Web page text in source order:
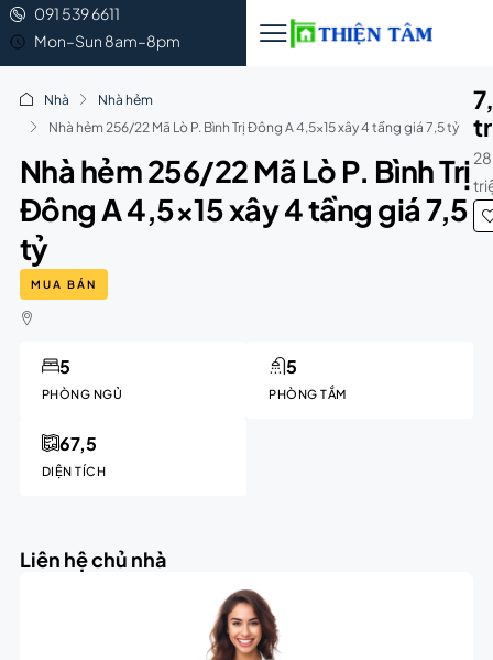
091 539 6611
Mon–Sun 8am–8pm
Nhà
Nhà hẻm
Nhà hẻm 256/22 Mã Lò P. Bình Trị Đông A 4,5×15 xây 4 tầng giá 7,5 tỷ
Nhà hẻm 256/22 Mã Lò P. Bình Trị
Đông A 4,5×15 xây 4 tầng giá 7,5
tỷ
MUA BÁN
PHÒNG NGỦ
5
PHÒNG TẮM
5
DIỆN TÍCH
67,5
Liên hệ chủ nhà